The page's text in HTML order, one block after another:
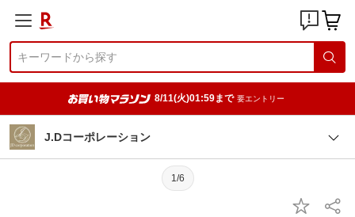
8/11(火)01:59まで 要エントリー
J.Dコーポレーション
1/6